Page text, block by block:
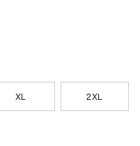
XL 2XL